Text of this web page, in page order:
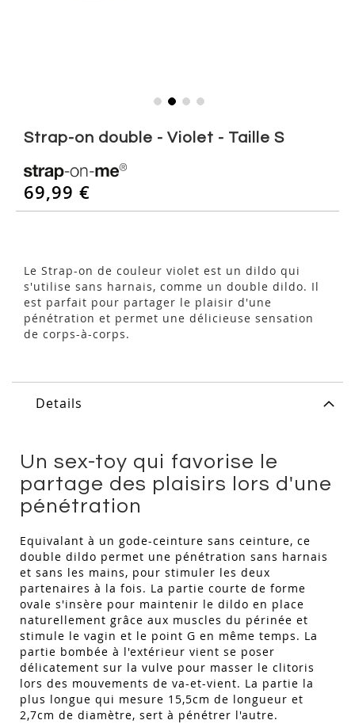
beginning
the
images
Strap-on double - Violet - Taille S
69,99 €
Le Strap-on de couleur violet est un dildo qui
s'utilise sans harnais, comme un double dildo. Il
est parfait pour partager le plaisir d'une
pénétration et permet une délicieuse sensation
de corps-à-corps.
Details
Un sex-toy qui favorise le
partage des plaisirs lors d'une
pénétration
Equivalant à un gode-ceinture sans ceinture, ce
double dildo permet une pénétration sans harnais
et sans les mains, pour stimuler les deux
partenaires à la fois. La partie courte de forme
ovale s'insère pour maintenir le dildo en place
naturellement grâce aux muscles du périnée et
stimule le vagin et le point G en même temps. La
partie bombée à l'extérieur vient se poser
délicatement sur la vulve pour masser le clitoris
lors des mouvements de va-et-vient. La partie la
plus longue qui mesure 15,5cm de longueur et
2,7cm de diamètre, sert à pénétrer l'autre.